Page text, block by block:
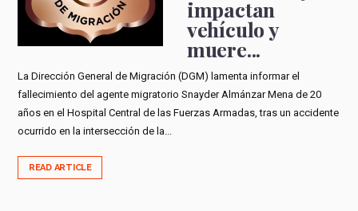
impactan
vehículo y
muere...
La Dirección General de Migración (DGM) lamenta informar el
fallecimiento del agente migratorio Snayder Almánzar Mena de 20
años en el Hospital Central de las Fuerzas Armadas, tras un accidente
ocurrido en la intersección de la...
READ ARTICLE